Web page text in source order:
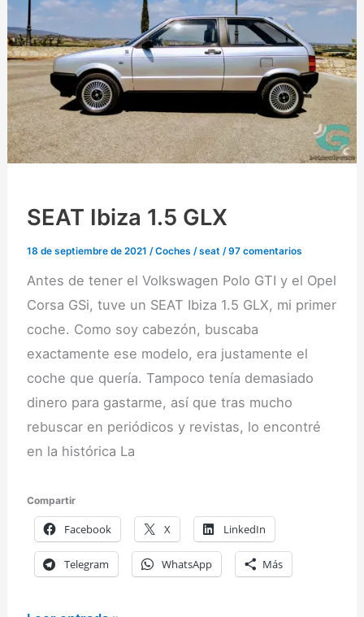
SEAT Ibiza 1.5 GLX
18 de septiembre de 2021/Coches /seat /97 comentarios
Antes de tener el Volkswagen Polo GTI y el Opel
Corsa GSi, tuve un SEAT Ibiza 1.5 GLX, mi primer
coche. Como soy cabezón, buscaba
exactamente ese modelo, era justamente el
coche que quería. Tampoco tenía demasiado
dinero para gastarme, así que tras mucho
rebuscar en periódicos y revistas, lo encontré
en la histórica La
Compartir
Facebook X LinkedIn
Telegram WhatsApp Más